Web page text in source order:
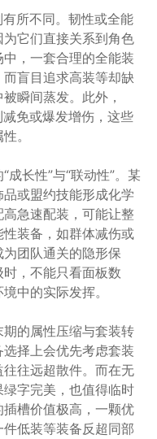
所不同。韧性或全能
它们直接关系到角色
，一套合理的全能装
盲目追求高装等却缺
瞬间蒸发。此外，
免或爆发增伤，这些
。
成长性”与“联动性”。某
或盟约技能形成化学
急速配装，可能让整
装备，如群体减伤或
团队通关的隐形保
，不能只看面板数
中的实际发挥。
的属性压缩与套装转
择上会优先考虑套装
往远超散件。而在无
字完美，也值得临时
槽价值极高，一颗优
低装等装备反超同部